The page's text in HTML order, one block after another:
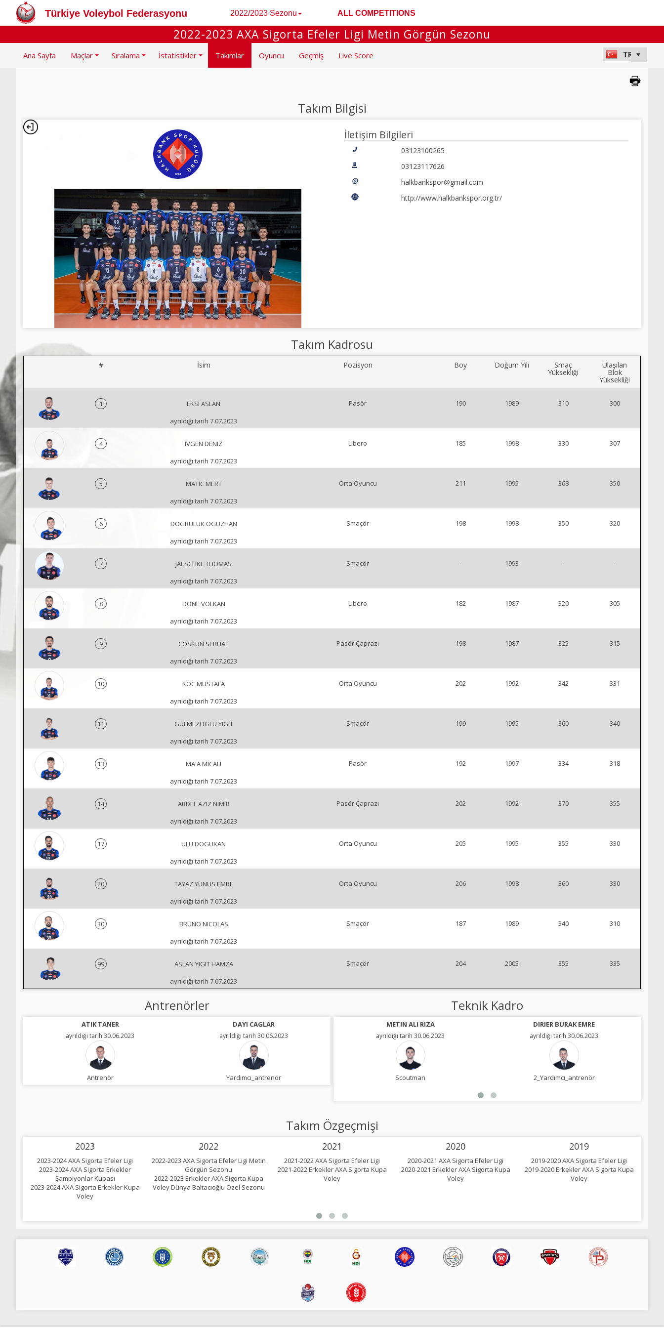
Türkiye Voleybol Federasyonu 2022/2023 Sezonu ALL COMPETITIONS
2022-2023 AXA Sigorta Efeler Ligi Metin Görgün Sezonu
Ana Sayfa Maçlar Sıralama İstatistikler Takımlar Oyuncu Geçmiş Live Score
Takım Bilgisi
İletişim Bilgileri
03123100265
03123117626
halkbankspor@gmail.com
http://www.halkbankspor.org.tr/
Takım Kadrosu
# İsim Pozisyon Boy Doğum Yılı Smaç
Yüksekliği
Ulaşılan
Blok
Yüksekliği
1
EKSI ASLAN
ayrıldığı tarih 7.07.2023
Pasör 190 1989 310 300
4
IVGEN DENIZ
ayrıldığı tarih 7.07.2023
Libero 185 1998 330 307
5
MATIC MERT
ayrıldığı tarih 7.07.2023
Orta Oyuncu 211 1995 368 350
6
DOGRULUK OGUZHAN
ayrıldığı tarih 7.07.2023
Smaçör 198 1998 350 320
7
JAESCHKE THOMAS
ayrıldığı tarih 7.07.2023
Smaçör - 1993 - -
8
DONE VOLKAN
ayrıldığı tarih 7.07.2023
Libero 182 1987 320 305
9
COSKUN SERHAT
ayrıldığı tarih 7.07.2023
Pasör Çaprazı 198 1987 325 315
10
KOC MUSTAFA
ayrıldığı tarih 7.07.2023
Orta Oyuncu 202 1992 342 331
11
GULMEZOGLU YIGIT
ayrıldığı tarih 7.07.2023
Smaçör 199 1995 360 340
13
MA'A MICAH
ayrıldığı tarih 7.07.2023
Pasör 192 1997 334 318
14
ABDEL AZIZ NIMIR
ayrıldığı tarih 7.07.2023
Pasör Çaprazı 202 1992 370 355
17
ULU DOGUKAN
ayrıldığı tarih 7.07.2023
Orta Oyuncu 205 1995 355 330
20
TAYAZ YUNUS EMRE
ayrıldığı tarih 7.07.2023
Orta Oyuncu 206 1998 360 330
30
BRUNO NICOLAS
ayrıldığı tarih 7.07.2023
Smaçör 187 1989 340 310
99
ASLAN YIGIT HAMZA
ayrıldığı tarih 7.07.2023
Smaçör 204 2005 355 335
Antrenörler
ATIK TANER
ayrıldığı tarih 30.06.2023
Antrenör
DAYI CAGLAR
ayrıldığı tarih 30.06.2023
Yardımcı_antrenör
Teknik Kadro
METIN ALI RIZA
ayrıldığı tarih 30.06.2023
Scoutman
DIRIER BURAK EMRE
ayrıldığı tarih 30.06.2023
2_Yardımcı_antrenör
Takım Özgeçmişi
2023
2023-2024 AXA Sigorta Efeler Ligi
2023-2024 AXA Sigorta Erkekler
Şampiyonlar Kupası
2023-2024 AXA Sigorta Erkekler Kupa
Voley
2022
2022-2023 AXA Sigorta Efeler Ligi Metin
Görgün Sezonu
2022-2023 Erkekler AXA Sigorta Kupa
Voley Dünya Baltacıoğlu Özel Sezonu
2021
2021-2022 AXA Sigorta Efeler Ligi
2021-2022 Erkekler AXA Sigorta Kupa
Voley
2020
2020-2021 AXA Sigorta Efeler Ligi
2020-2021 Erkekler AXA Sigorta Kupa
Voley
2019
2019-2020 AXA Sigorta Efeler Ligi
2019-2020 Erkekler AXA Sigorta Kupa
Voley